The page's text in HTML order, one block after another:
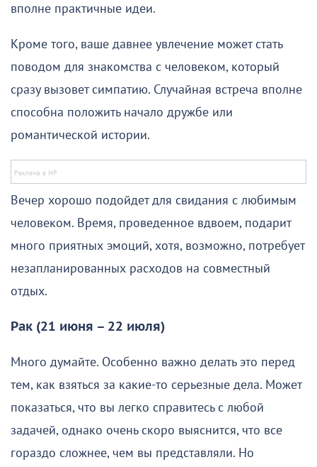
вполне практичные идеи.
Кроме того, ваше давнее увлечение может стать
поводом для знакомства с человеком, который
сразу вызовет симпатию. Случайная встреча вполне
способна положить начало дружбе или
романтической истории.
Вечер хорошо подойдет для свидания с любимым
человеком. Время, проведенное вдвоем, подарит
много приятных эмоций, хотя, возможно, потребует
незапланированных расходов на совместный
отдых.
Рак (21 июня – 22 июля)
Много думайте. Особенно важно делать это перед
тем, как взяться за какие-то серьезные дела. Может
показаться, что вы легко справитесь с любой
задачей, однако очень скоро выяснится, что все
гораздо сложнее, чем вы представляли. Но